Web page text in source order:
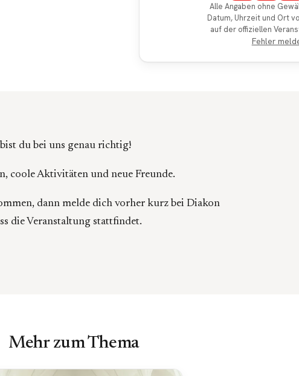
Alle Angaben ohne
Datum, Uhrzeit und Ort
auf der offiziellen
Fehler
du bei uns genau richtig!
coole Aktivitäten und neue Freunde.
dann melde dich vorher kurz bei Diakon
die Veranstaltung stattfindet.
Mehr zum Thema